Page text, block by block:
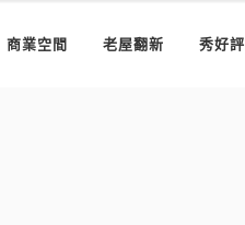
商業空間 老屋翻新 秀好評